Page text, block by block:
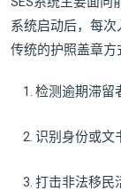
系统启动后，每
传统的护照盖章方
检测逾期滞留
识别身份或文
打击非法移民